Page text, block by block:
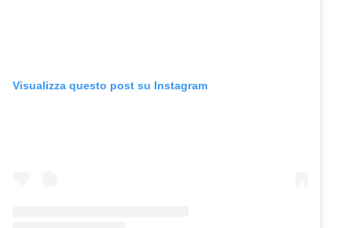
Visualizza questo post su Instagram